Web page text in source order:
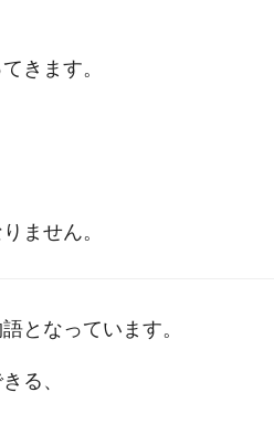
きます。
ません。
となっています。
る、